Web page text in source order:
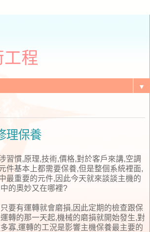
程
▼
理保養
習慣,原理,技術,價格,對於客戶來講,空調
件基本上都需要保養,但是整個系統裡面,
最重要的元件,因此今天就來談談主機的
的奧妙又在哪裡?
要有運轉就會磨損,因此定期的檢查跟保
轉的那一天起,機械的磨損就開始發生,對
寡,運轉的工況是影響主機保養最主要的